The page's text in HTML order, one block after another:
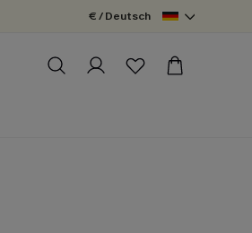
€ / Deutsch